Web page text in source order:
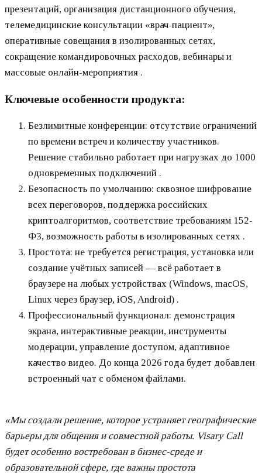
презентаций, организация дистанционного обучения,
телемедицинские консультации «врач-пациент»,
оперативные совещания в изолированных сетях,
сокращение командировочных расходов, вебинары и
массовые онлайн-мероприятия .
Ключевые особенности продукта:
Безлимитные конференции: отсутствие ограничений
по времени встреч и количеству участников.
Решение стабильно работает при нагрузках до 1000
одновременных подключений .
Безопасность по умолчанию: сквозное шифрование
всех переговоров, поддержка российских
криптоалгоритмов, соответствие требованиям 152-
ФЗ, возможность работы в изолированных сетях .
Простота: не требуется регистрация, установка или
создание учётных записей — всё работает в
браузере на любых устройствах (Windows, macOS,
Linux через браузер, iOS, Android) .
Профессиональный функционал: демонстрация
экрана, интерактивные реакции, инструменты
модерации, управление доступом, адаптивное
качество видео. До конца 2026 года будет добавлен
встроенный чат с обменом файлами.
«Мы создали решение, которое устраняет географические
барьеры для общения и совместной работы. Visary Call
будет особенно востребован в бизнес-среде и
образовательной сфере, где важны простота